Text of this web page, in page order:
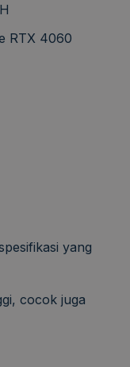
RTX 4060
yang
cocok juga